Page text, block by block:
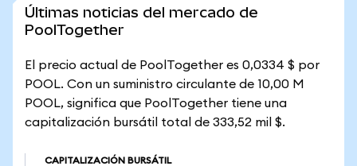
Últimas noticias del mercado de
PoolTogether
El precio actual de PoolTogether es 0,0334 $ por
POOL. Con un suministro circulante de 10,00 M
POOL, significa que PoolTogether tiene una
capitalización bursátil total de 333,52 mil $.
CAPITALIZACIÓN BURSÁTIL